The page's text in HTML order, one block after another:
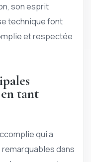
son esprit
technique font
et respectée
tant
qui a
dans